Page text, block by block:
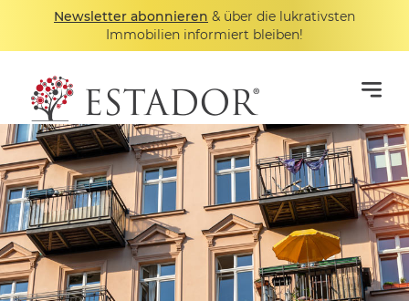
Newsletter abonnieren & über die lukrativsten
Immobilien informiert bleiben!